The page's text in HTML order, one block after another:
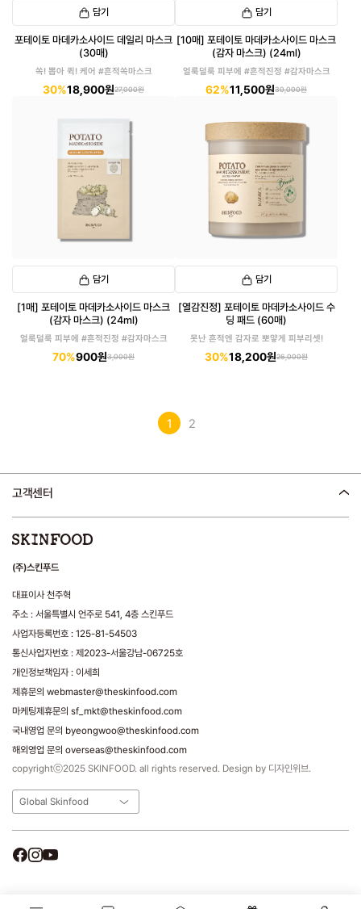
담기
포테이토 마데카소사이드 데일리 마스크
(30매)
쏙! 뽑아 퀵! 케어 #흔적쏙마스크
30%18,900원27,000원
담기
[10매] 포테이토 마데카소사이드 마스크
(감자 마스크) (24ml)
얼룩덜룩 피부에 #흔적진정 #감자마스크
62%11,500원30,000원
담기
[1매] 포테이토 마데카소사이드 마스크
(감자 마스크) (24ml)
얼룩덜룩 피부에 #흔적진정 #감자마스크
70%900원3,000원
담기
[열감진정] 포테이토 마데카소사이드 수
딩 패드 (60매)
못난 흔적엔 감자로 뽀얗게 피부리셋!
30%18,200원26,000원
1 2
고객센터
(주)스킨푸드
대표이사 천주혁
주소 : 서울특별시 언주로 541, 4층 스킨푸드
사업자등록번호 : 125-81-54503
통신사업자번호 : 제2023-서울강남-06725호
개인정보책임자 : 이세희
제휴문의 webmaster@theskinfood.com
마케팅제휴문의 sf_mkt@theskinfood.com
국내영업 문의 byeongwoo@theskinfood.com
해외영업 문의 overseas@theskinfood.com
copyrightⓒ2025 SKINFOOD. all rights reserved. Design by 디자인위브.
Global Skinfood